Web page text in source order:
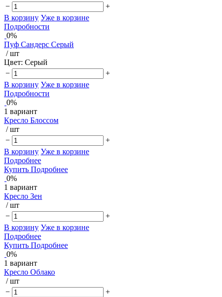
−
+
В корзину Уже в корзине
Подробности
0%
Пуф Сандерс Серый
/ шт
Цвет: Серый
−
+
В корзину Уже в корзине
Подробности
0%
1 вариант
Кресло Блоссом
/ шт
−
+
В корзину Уже в корзине
Подробнее
Купить Подробнее
0%
1 вариант
Кресло Зен
/ шт
−
+
В корзину Уже в корзине
Подробнее
Купить Подробнее
0%
1 вариант
Кресло Облако
/ шт
−
+